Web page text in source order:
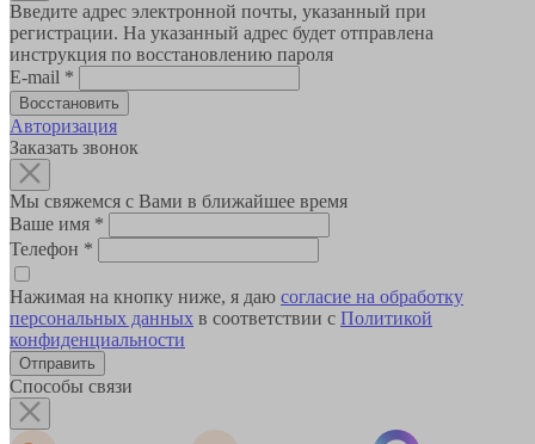
Введите адрес электронной почты, указанный при
регистрации. На указанный адрес будет отправлена
инструкция по восстановлению пароля
E-mail *
Авторизация
Заказать звонок
Мы свяжемся с Вами в ближайшее время
Ваше имя *
Телефон *
Нажимая на кнопку ниже, я даю согласие на обработку
персональных данных в соответствии с Политикой
конфиденциальности
Способы связи